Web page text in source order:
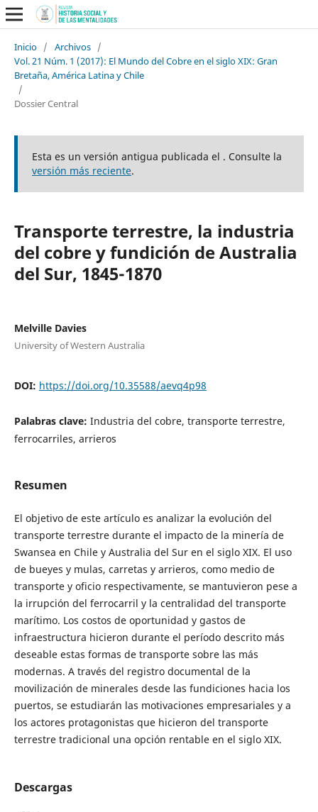
Inicio / Archivos /
Vol. 21 Núm. 1 (2017): El Mundo del Cobre en el siglo XIX: Gran
Bretaña, América Latina y Chile
/
Dossier Central
Esta es un versión antigua publicada el . Consulte la
versión más reciente.
Transporte terrestre, la industria
del cobre y fundición de Australia
del Sur, 1845-1870
Melville Davies
University of Western Australia
DOI: https://doi.org/10.35588/aevq4p98
Palabras clave: Industria del cobre, transporte terrestre,
ferrocarriles, arrieros
Resumen
El objetivo de este artículo es analizar la evolución del
transporte terrestre durante el impacto de la minería de
Swansea en Chile y Australia del Sur en el siglo XIX. El uso
de bueyes y mulas, carretas y arrieros, como medio de
transporte y oficio respectivamente, se mantuvieron pese a
la irrupción del ferrocarril y la centralidad del transporte
marítimo. Los costos de oportunidad y gastos de
infraestructura hicieron durante el período descrito más
deseable estas formas de transporte sobre las más
modernas. A través del registro documental de la
movilización de minerales desde las fundiciones hacia los
puertos, se estudiarán las motivaciones empresariales y a
los actores protagonistas que hicieron del transporte
terrestre tradicional una opción rentable en el siglo XIX.
Descargas